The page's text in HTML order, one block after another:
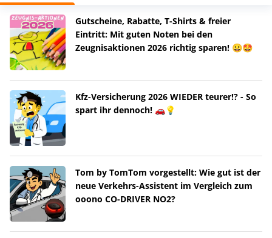
Gutscheine, Rabatte, T-Shirts & freier
Eintritt: Mit guten Noten bei den
Zeugnisaktionen 2026 richtig sparen! 😀🤩
Kfz-Versicherung 2026 WIEDER teurer!? - So
spart ihr dennoch! 🚗💡
Tom by TomTom vorgestellt: Wie gut ist der
neue Verkehrs-Assistent im Vergleich zum
ooono CO-DRIVER NO2?